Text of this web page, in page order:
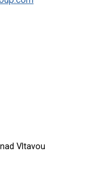
Vltavou